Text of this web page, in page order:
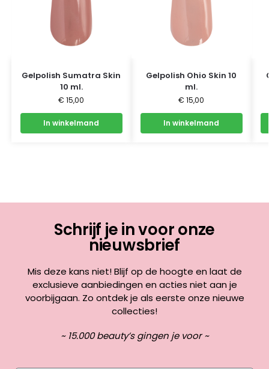
Gelpolish Sumatra Skin
10 ml.
€ 15,00
In winkelmand
Gelpolish Ohio Skin 10
ml.
€ 15,00
In winkelmand
Schrijf je in voor onze
nieuwsbrief
Mis deze kans niet! Blijf op de hoogte en laat de
exclusieve aanbiedingen en acties niet aan je
voorbijgaan. Zo ontdek je als eerste onze nieuwe
collecties!
~ 15.000 beauty’s gingen je voor ~